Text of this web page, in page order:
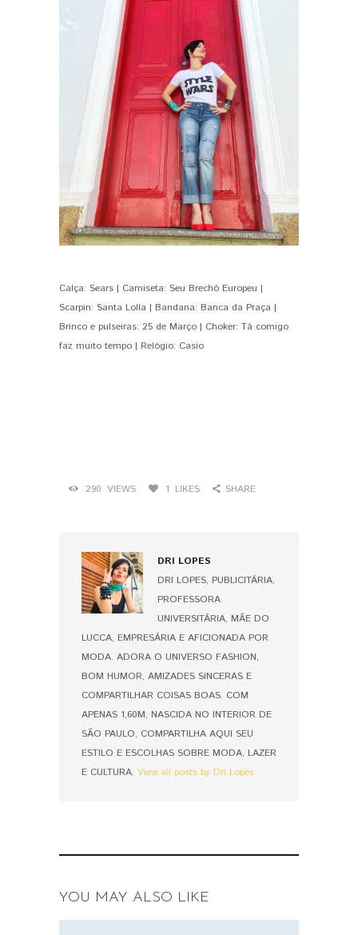
Calça: Sears | Camiseta: Seu Brechó Europeu |
Scarpin: Santa Lolla | Bandana: Banca da Praça |
Brinco e pulseiras: 25 de Março | Choker: Tá comigo
faz muito tempo | Relógio: Casio
290 VIEWS 1 LIKES SHARE
DRI LOPES
DRI LOPES, PUBLICITÁRIA,
PROFESSORA
UNIVERSITÁRIA, MÃE DO
LUCCA, EMPRESÁRIA E AFICIONADA POR
MODA. ADORA O UNIVERSO FASHION,
BOM HUMOR, AMIZADES SINCERAS E
COMPARTILHAR COISAS BOAS. COM
APENAS 1,60M, NASCIDA NO INTERIOR DE
SÃO PAULO, COMPARTILHA AQUI SEU
ESTILO E ESCOLHAS SOBRE MODA, LAZER
E CULTURA. View all posts by Dri Lopes
YOU MAY ALSO LIKE